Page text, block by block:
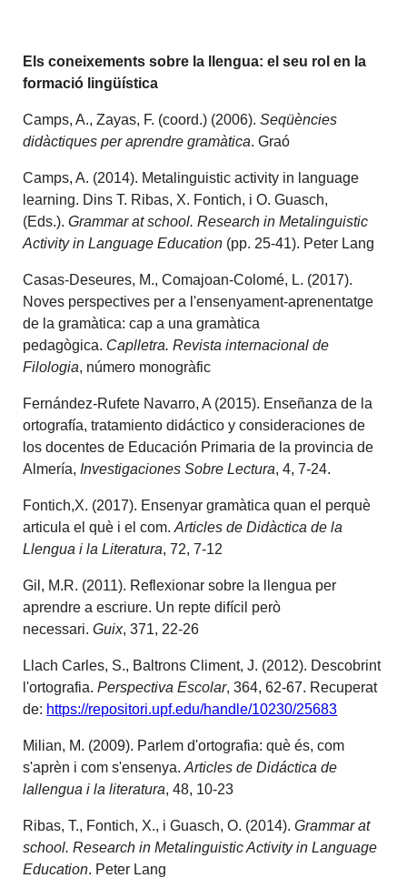
Els coneixements sobre la llengua: el seu rol en la
formació lingüística
Camps, A., Zayas, F. (coord.) (2006).Seqüències
didàctiques per aprendre gramàtica. Graó
Camps, A. (2014). Metalinguistic activity in language
learning. Dins T. Ribas, X. Fontich, i O. Guasch,
(Eds.). Grammar at school. Research in Metalinguistic
Activity in Language Education (pp. 25-41). Peter Lang
Casas-Deseures, M., Comajoan-Colomé, L. (2017).
Noves perspectives per a l'ensenyament-aprenentatge
de la gramàtica: cap a una gramàtica
pedagògica. Caplletra. Revista internacional de
Filologia, número monogràfic
Fernández-Rufete Navarro, A (2015). Enseñanza de la
ortografía, tratamiento didáctico y consideraciones de
los docentes de Educación Primaria de la provincia de
Almería, Investigaciones Sobre Lectura, 4, 7-24.
Fontich,X. (2017). Ensenyar gramàtica quan el perquè
articula el què i el com.Articles de Didàctica de la
Llengua i la Literatura, 72, 7-12
Gil, M.R. (2011). Reflexionar sobre la llengua per
aprendre a escriure. Un repte difícil però
necessari.Guix, 371, 22-26
Llach Carles, S., Baltrons Climent, J. (2012). Descobrint
l'ortografia.Perspectiva Escolar, 364, 62-67. Recuperat
de: https://repositori.upf.edu/handle/10230/25683
Milian, M. (2009). Parlem d'ortografia: què és, com
s'aprèn i com s'ensenya.Articles de Didáctica de
lallengua i la literatura, 48, 10-23
Ribas, T., Fontich, X., i Guasch, O. (2014). Grammar at
school. Research in Metalinguistic Activity in Language
Education. Peter Lang